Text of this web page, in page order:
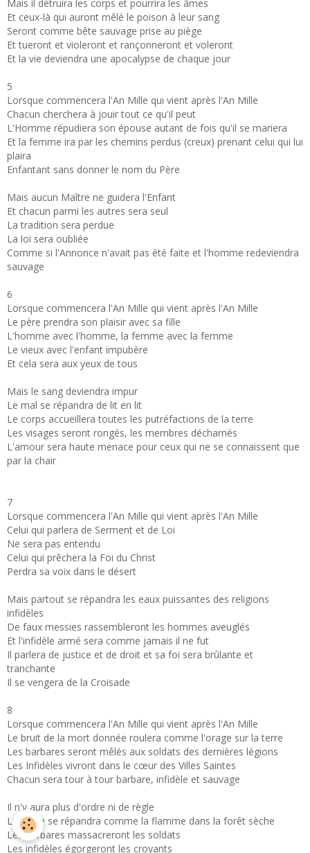
Mais il détruira les corps et pourrira les âmes
Et ceux-là qui auront mêlé le poison à leur sang
Seront comme bête sauvage prise au piège
Et tueront et violeront et rançonneront et voleront
Et la vie deviendra une apocalypse de chaque jour
5
Lorsque commencera l'An Mille qui vient après l'An Mille
Chacun cherchera à jouir tout ce qu'il peut
L'Homme répudiera son épouse autant de fois qu'il se mariera
Et la femme ira par les chemins perdus (creux) prenant celui qui lui
plaira
Enfantant sans donner le nom du Père
Mais aucun Maître ne guidera l'Enfant
Et chacun parmi les autres sera seul
La tradition sera perdue
La loi sera oubliée
Comme si l'Annonce n'avait pas été faite et l'homme redeviendra
sauvage
6
Lorsque commencera l'An Mille qui vient après l'An Mille
Le père prendra son plaisir avec sa fille
L'homme avec l'homme, la femme avec la femme
Le vieux avec l'enfant impubère
Et cela sera aux yeux de tous
Mais le sang deviendra impur
Le mal se répandra de lit en lit
Le corps accueillera toutes les putréfactions de la terre
Les visages seront rongés, les membres décharnés
L'amour sera haute menace pour ceux qui ne se connaissent que
par la chair
7
Lorsque commencera l'An Mille qui vient après l'An Mille
Celui qui parlera de Serment et de Loi
Ne sera pas entendu
Celui qui prêchera la Foi du Christ
Perdra sa voix dans le désert
Mais partout se répandra les eaux puissantes des religions
infidèles
De faux messies rassembleront les hommes aveuglés
Et l'infidèle armé sera comme jamais il ne fut
Il parlera de justice et de droit et sa foi sera brûlante et
tranchante
Il se vengera de la Croisade
8
Lorsque commencera l'An Mille qui vient après l'An Mille
Le bruit de la mort donnée roulera comme l'orage sur la terre
Les barbares seront mêlés aux soldats des dernières légions
Les Infidèles vivront dans le cœur des Villes Saintes
Chacun sera tour à tour barbare, infidèle et sauvage
Il n'y aura plus d'ordre ni de règle
La haine se répandra comme la flamme dans la forêt sèche
Les barbares massacreront les soldats
Les infidèles égorgeront les croyants